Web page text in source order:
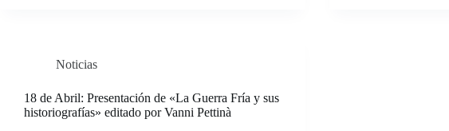
Noticias
18 de Abril: Presentación de «La Guerra Fría y sus
historiografías» editado por Vanni Pettinà